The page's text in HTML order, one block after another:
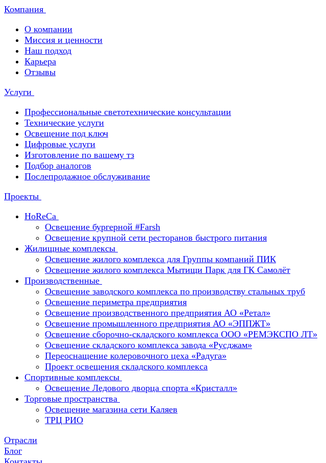
Компания
О компании
Миссия и ценности
Наш подход
Карьера
Отзывы
Услуги
Профессиональные светотехнические консультации
Технические услуги
Освещение под ключ
Цифровые услуги
Изготовление по вашему тз
Подбор аналогов
Послепродажное обслуживание
Проекты
HoReCa
Освещение бургерной #Farsh
Освещение крупной сети ресторанов быстрого питания
Жилищные комплексы
Освещение жилого комплекса для Группы компаний ПИК
Освещение жилого комплекса Мытищи Парк для ГК Самолёт
Производственные
Освещение заводского комплекса по производству стальных труб
Освещение периметра предприятия
Освещение производственного предприятия АО «Ретал»
Освещение промышленного предприятия АО «ЭППЖТ»
Освещение сборочно-складского комплекса ООО «РЕМЭКСПО ЛТ»
Освещение складского комплекса завода «Русджам»
Переоснащение колеровочного цеха «Радуга»
Проект освещения складского комплекса
Спортивные комплексы
Освещение Ледового дворца спорта «Кристалл»
Торговые пространства
Освещение магазина сети Каляев
ТРЦ РИО
Отрасли
Блог